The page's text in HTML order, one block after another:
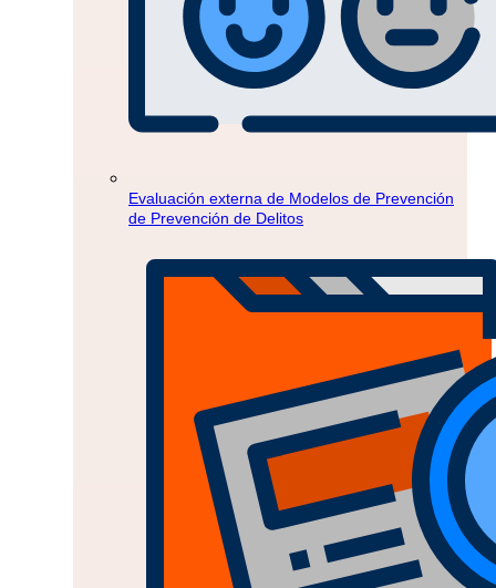
Evaluación externa de Modelos de Prevención
de Prevención de Delitos